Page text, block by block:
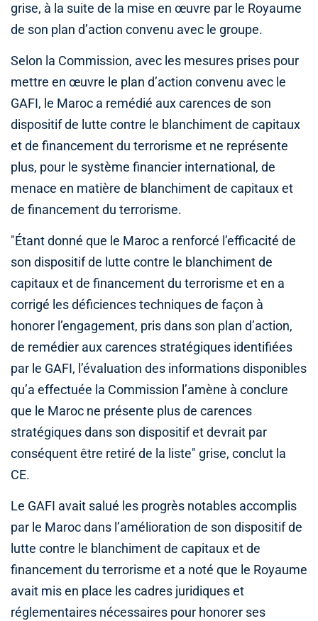
grise, à la suite de la mise en œuvre par le Royaume
de son plan d’action convenu avec le groupe.
Selon la Commission, avec les mesures prises pour
mettre en œuvre le plan d’action convenu avec le
GAFI, le Maroc a remédié aux carences de son
dispositif de lutte contre le blanchiment de capitaux
et de financement du terrorisme et ne représente
plus, pour le système financier international, de
menace en matière de blanchiment de capitaux et
de financement du terrorisme.
"Étant donné que le Maroc a renforcé l’efficacité de
son dispositif de lutte contre le blanchiment de
capitaux et de financement du terrorisme et en a
corrigé les déficiences techniques de façon à
honorer l’engagement, pris dans son plan d’action,
de remédier aux carences stratégiques identifiées
par le GAFI, l’évaluation des informations disponibles
qu’a effectuée la Commission l’amène à conclure
que le Maroc ne présente plus de carences
stratégiques dans son dispositif et devrait par
conséquent être retiré de la liste" grise, conclut la
CE.
Le GAFI avait salué les progrès notables accomplis
par le Maroc dans l’amélioration de son dispositif de
lutte contre le blanchiment de capitaux et de
financement du terrorisme et a noté que le Royaume
avait mis en place les cadres juridiques et
réglementaires nécessaires pour honorer ses